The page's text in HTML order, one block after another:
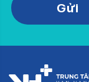
Gửi